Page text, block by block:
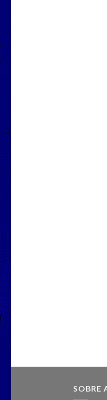
SOBRE